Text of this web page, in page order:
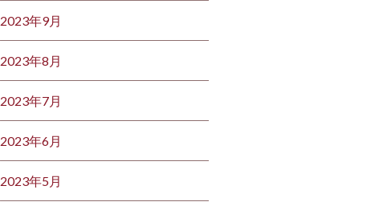
2023年9月
2023年8月
2023年7月
2023年6月
2023年5月